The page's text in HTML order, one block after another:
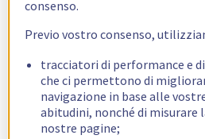
consenso.
Previo vostro consenso,
tracciatori di performance e
che ci permettono di
navigazione in base alle
abitudini, nonché di misurare
nostre pagine;